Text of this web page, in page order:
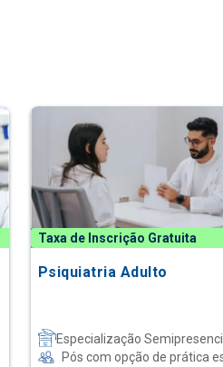
Taxa de Inscrição Gratuita
Psiquiatria Adulto
Especialização
Pós com opção de prática